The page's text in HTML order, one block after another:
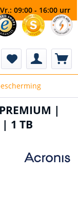
09:00 - 16:00 urr
|
1 TB